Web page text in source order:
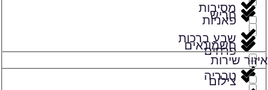
פאניות
פרחים
צילום
חריש
חשמונאים
טבריה
מסיבות
שבע ברכות
איזור שירות